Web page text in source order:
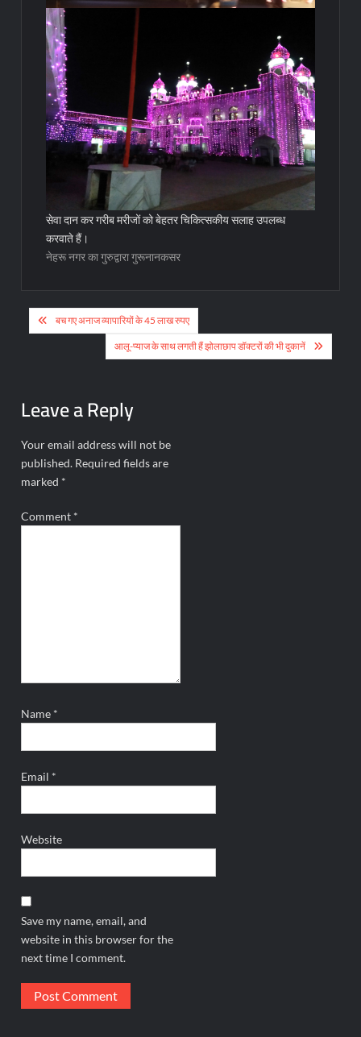
सेवा दान कर गरीब मरीजों को बेहतर चिकित्सकीय सलाह उपलब्ध
करवाते हैं।
नेहरू नगर का गुरुद्वारा गुरूनानकसर
Post
navigation
बच गए अनाज व्यापारियों के 45 लाख रुपए
आलू-प्याज के साथ लगती हैं झोलाछाप डॉक्टरों की भी दुकानें
Leave a Reply
Your email address will not be
published. Required fields are
marked *
Comment *
Name *
Email *
Website
Save my name, email, and
website in this browser for the
next time I comment.